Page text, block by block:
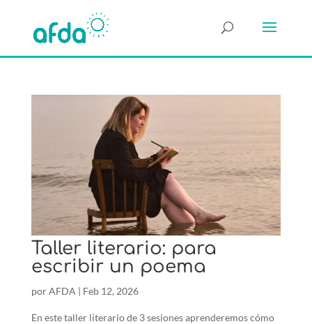
Taller literario: para
escribir un poema
porAFDA | Feb 12, 2026
En este taller literario de 3 sesiones aprenderemos cómo